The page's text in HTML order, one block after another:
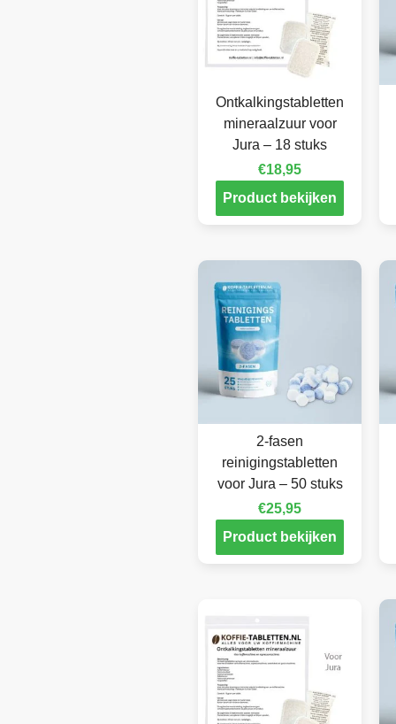
Ontkalkingstabletten
mineraalzuur voor
Jura – 18 stuks
€18,95
Product bekijken
2-fasen
reinigingstabletten
voor Jura – 50 stuks
€25,95
Product bekijken